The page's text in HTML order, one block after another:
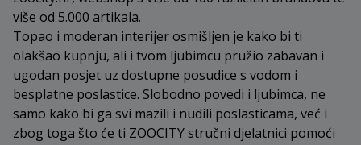
više od 5.000 artikala.
Topao i moderan interijer osmišljen je kako bi ti
olakšao kupnju, ali i tvom ljubimcu pružio zabavan i
ugodan posjet uz dostupne posudice s vodom i
besplatne poslastice. Slobodno povedi i ljubimca, ne
samo kako bi ga svi mazili i nudili poslasticama, već i
zbog toga što će ti ZOOCITY stručni djelatnici pomoći